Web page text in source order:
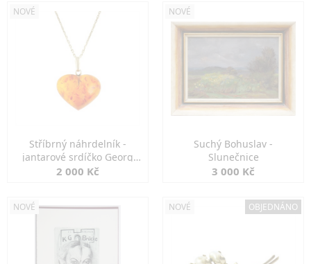
NOVÉ
Stříbrný náhrdelník -
jantarové srdíčko Georg
Kramer
2 000 Kč
NOVÉ
Suchý Bohuslav -
Slunečnice
3 000 Kč
NOVÉ NOVÉ OBJEDNÁNO